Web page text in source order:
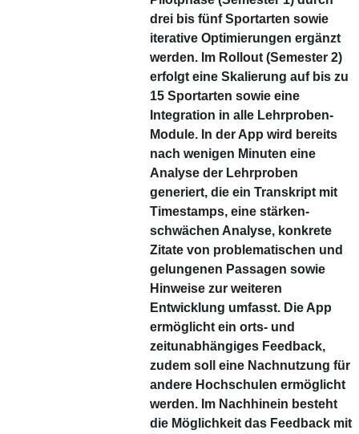
drei bis fünf Sportarten sowie
iterative Optimierungen ergänzt
werden. Im Rollout (Semester 2)
erfolgt eine Skalierung auf bis zu
15 Sportarten sowie eine
Integration in alle Lehrproben-
Module. In der App wird bereits
nach wenigen Minuten eine
Analyse der Lehrproben
generiert, die ein Transkript mit
Timestamps, eine stärken-
schwächen Analyse, konkrete
Zitate von problematischen und
gelungenen Passagen sowie
Hinweise zur weiteren
Entwicklung umfasst. Die App
ermöglicht ein orts- und
zeitunabhängiges Feedback,
zudem soll eine Nachnutzung für
andere Hochschulen ermöglicht
werden. Im Nachhinein besteht
die Möglichkeit das Feedback mit